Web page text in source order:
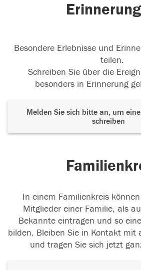
Besondere Erlebnisse und
teilen.
Schreiben Sie über die
besonders in Erinnerung
Melden Sie sich bitte an, um
schreiben
In einem Familienkreis
Mitglieder einer Familie, als
Bekannte eintragen und so
bilden. Bleiben Sie in Kontakt mit
und tragen Sie sich jetzt